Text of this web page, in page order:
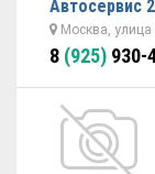
Автосервис
Москва, улица
8 (925) 930-